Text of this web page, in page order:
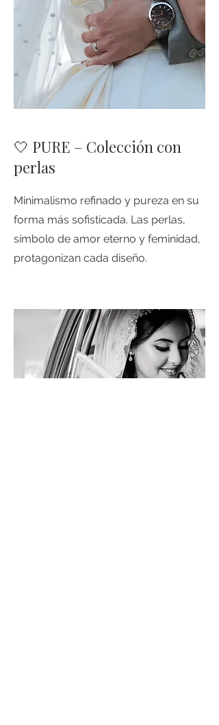
🤍 PURE – Colección con
perlas
Minimalismo refinado y pureza en su
forma más sofisticada. Las perlas,
símbolo de amor eterno y feminidad,
protagonizan cada diseño.